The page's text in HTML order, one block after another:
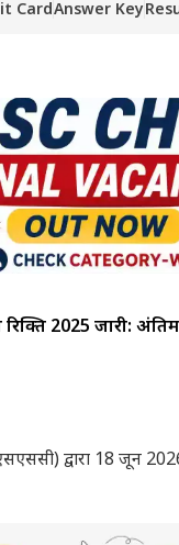
CardAnswer Key
2025 जारी: अंतिम
द्वारा 18 जून